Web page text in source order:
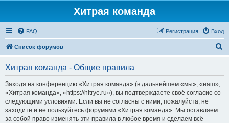
Хитрая команда
FAQ Вход
Регистрация
Список форумов
Хитрая команда - Общие правила
Заходя на конференцию «Хитрая команда» (в дальнейшем «мы», «наш»,
«Хитрая команда», «https://hitrye.ru»), вы подтверждаете своё согласие со
следующими условиями. Если вы не согласны с ними, пожалуйста, не
заходите и не пользуйтесь форумами «Хитрая команда». Мы оставляем
за собой право изменять эти правила в любое время и сделаем всё